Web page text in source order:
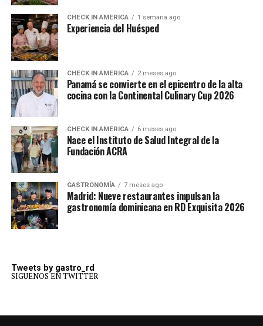
CHECK IN AMERICA 1 semana ago
Experiencia del Huésped
CHECK IN AMERICA 2 meses ago
Panamá se convierte en el epicentro de la alta
cocina con la Continental Culinary Cup 2026
CHECK IN AMERICA 6 meses ago
Nace el Instituto de Salud Integral de la
Fundación ACRA
GASTRONOMÍA 7 meses ago
Madrid: Nueve restaurantes impulsan la
gastronomía dominicana en RD Exquisita 2026
Tweets by gastro_rd
SIGUENOS EN TWITTER